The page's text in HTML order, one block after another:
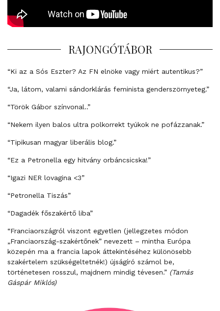
RAJONGÓTÁBOR
“Ki az a Sós Eszter? Az FN elnöke vagy miért autentikus?”
“Ja, látom, valami sándorklárás feminista genderszörnyeteg.”
“Török Gábor színvonal..”
“Nekem ilyen balos ultra polkorrekt tyúkok ne pofázzanak.”
“Tipikusan magyar liberális blog.”
“Ez a Petronella egy hitvány orbáncsicska!”
“Igazi NER lovagina <3”
“Petronella Tiszás”
“Dagadék főszakértő liba”
“Franciaországról viszont egyetlen (jellegzetes módon
„Franciaország-szakértőnek” nevezett – mintha Európa
közepén ma a francia lapok áttekintéséhez különösebb
szakértelem szükségeltetnék!) újságíró számol be,
történetesen rosszul, majdnem mindig tévesen.” (Tamás
Gáspár Miklós)